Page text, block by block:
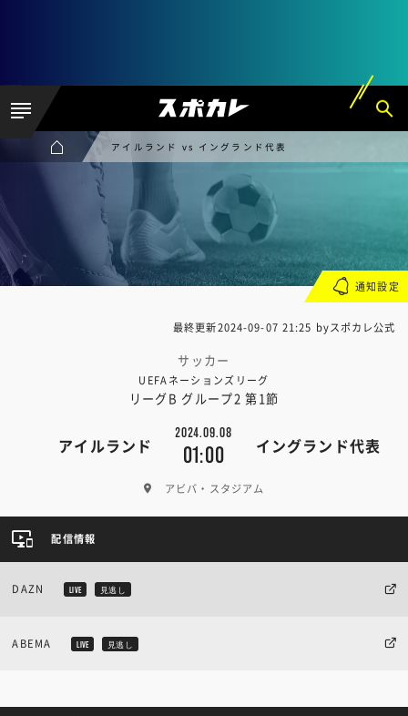
アイルランド vs イングランド代表
最終更新2024-09-07 21:25 byスポカレ公式
サッカー
UEFAネーションズリーグ
リーグB グループ2 第1節
アイルランド
2024.09.08
01:00 イングランド代表
アビバ・スタジアム
通知設定
配信情報
DAZN LIVE 見逃し
ABEMA LIVE 見逃し